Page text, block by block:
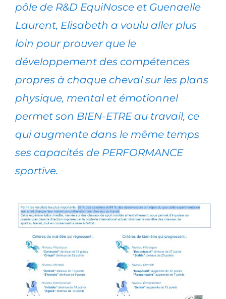
pôle de R&D EquiNosce et Guenaelle
Laurent, Elisabeth a voulu aller plus
loin pour prouver que le
développement des compétences
propres à chaque cheval sur les plans
physique, mental et émotionnel
permet son BIEN-ETRE au travail, ce
qui augmente dans le même temps
ses capacités de PERFORMANCE
sportive.